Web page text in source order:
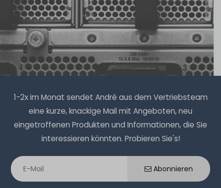
HPE 96W Smart Storage Battery Unit / Pack mit 260mm
Kabel - P01367-B21
14Stück sofort lieferbar
1-2 Tage*
1-2x im Monat sendet André aus dem Vertriebsteam
eine kurze, knackige Mail mit Angeboten, neu
eingetroffenen Produkten und Informationen, die Sie
interessieren könnten. Probieren Sie's!
Abonnieren